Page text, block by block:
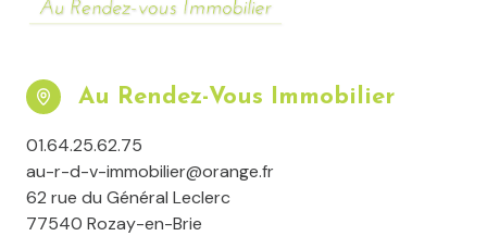
Au Rendez-Vous Immobilier
01.64.25.62.75
au-r-d-v-immobilier@orange.fr
62 rue du Général Leclerc
77540 Rozay-en-Brie